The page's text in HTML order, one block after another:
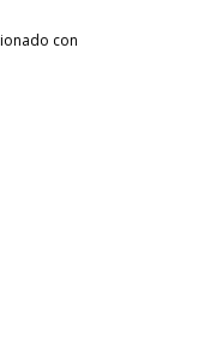
con